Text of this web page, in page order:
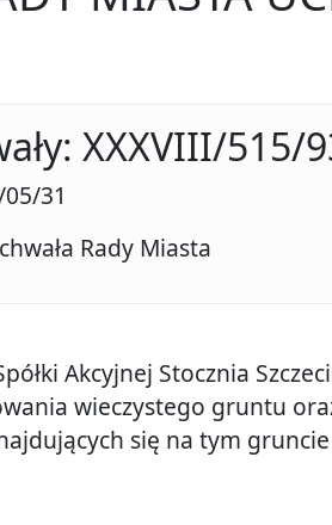
XXXVIII/515/
31
Rady Miasta
Akcyjnej Stocznia
wieczystego gruntu
się na tym gruncie